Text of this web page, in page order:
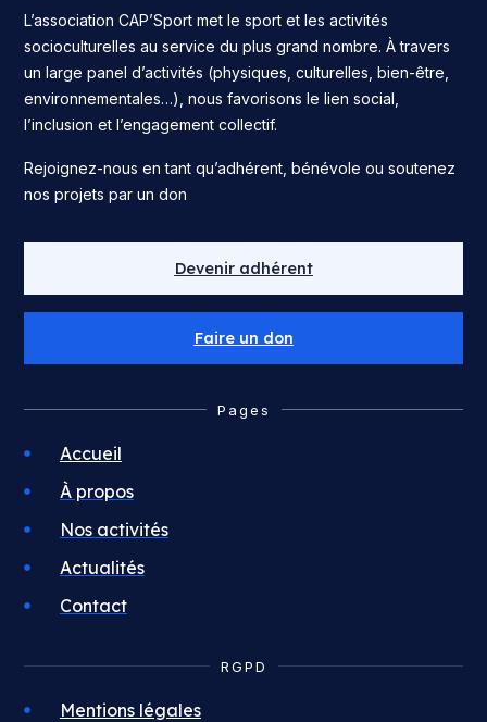
L’association CAP’Sport met le sport et les activités
socioculturelles au service du plus grand nombre. À travers
un large panel d’activités (physiques, culturelles, bien-être,
environnementales…), nous favorisons le lien social,
l’inclusion et l’engagement collectif.
Rejoignez-nous en tant qu’adhérent, bénévole ou soutenez
nos projets par un don
Devenir adhérent
Faire un don
Pages
Accueil
À propos
Nos activités
Actualités
Contact
RGPD
Mentions légales